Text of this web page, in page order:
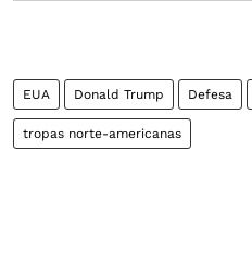
EUA Donald Trump Defesa
tropas norte-americanas